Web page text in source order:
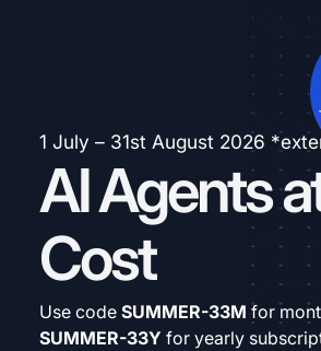
1 July – 31st August 2026
AI Agents
Cost
Use code SUMMER-33M for
SUMMER-33Y for yearly